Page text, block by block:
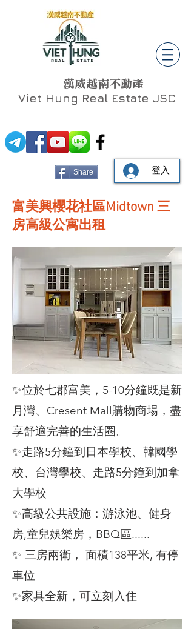
漢威越南不動產
Viet Hung Real Estate JSC
Share 登入
富美興櫻花社區Midtown 三
房高級公寓出租
​✨位於七郡富美，5-10分鐘既是新
月灣、Cresent Mall購物商場，盡
享舒適完善的生活圈。
✨走路5分鐘到日本學校、韓國學
校、台灣學校、走路5分鐘到加拿
大學校
✨高級公共設施：游泳池、健身
房,童兒娛樂房，BBQ區......
✨ 三房兩衛， 面積138平米, 有停
車位
✨家具全新，可立刻入住